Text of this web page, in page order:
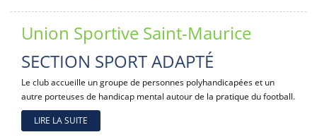
Union Sportive Saint-Maurice
SECTION SPORT ADAPTÉ
Le club accueille un groupe de personnes polyhandicapées et un
autre porteuses de handicap mental autour de la pratique du football.
LIRE LA SUITE